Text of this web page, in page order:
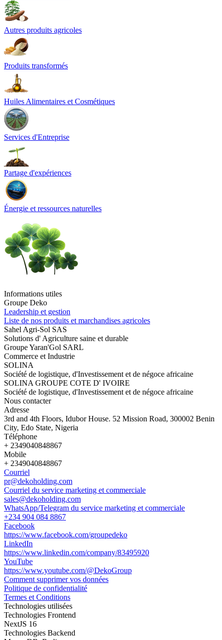
Autres produits agricoles
Produits transformés
Huiles Alimentaires et Cosmétiques
Services d'Entreprise
Partage d'expériences
Énergie et ressources naturelles
Informations utiles
Groupe Deko
Leadership et gestion
Liste de nos produits et marchandises agricoles
Sahel Agri-Sol SAS
Solutions d' Agriculture saine et durable
Groupe Yaran'Gol SARL
Commerce et Industrie
SOLINA
Société de logistique, d'Investissement et de négoce africaine
SOLINA GROUPE COTE D' IVOIRE
Société de logistique, d'Investissement et de négoce africaine
Nous contacter
Adresse
3rd and 4th Floors, Idubor House. 52 Mission Road, 300002 Benin
City, Edo State, Nigeria
Téléphone
+ 2349040848867
Mobile
+ 2349040848867
Courriel
pr@dekoholding.com
Courriel du service marketing et commerciale
sales@dekoholding.com
WhatsApp/Telegram du service marketing et commerciale
+234 904 084 8867
Facebook
https://www.facebook.com/groupedeko
LinkedIn
https://www.linkedin.com/company/83495920
YouTube
https://www.youtube.com/@DekoGroup
Comment supprimer vos données
Politique de confidentialité
Termes et Conditions
Technologies utilisées
Technologies Frontend
NextJS 16
Technologies Backend